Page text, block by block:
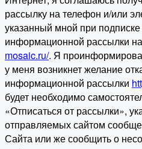
рассылку на телефон и/или
указанный мной при
информационной рассылки
mosaic.ru/. Я
у меня возникнет желание
информационной рассылки
будет необходимо
«Отписаться от рассылки»,
отправляемых сайтом
Сайта или же сообщить о